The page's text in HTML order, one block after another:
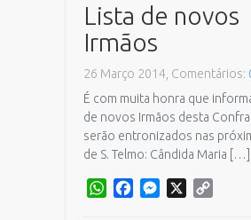
Lista de novos
Irmãos
26 Março 2014, Comentários:
É com muita honra que
de novos Irmãos desta
serão entronizados nas
de S. Telmo: Cândida Maria […]
WhatsApp
FacebookMessenger